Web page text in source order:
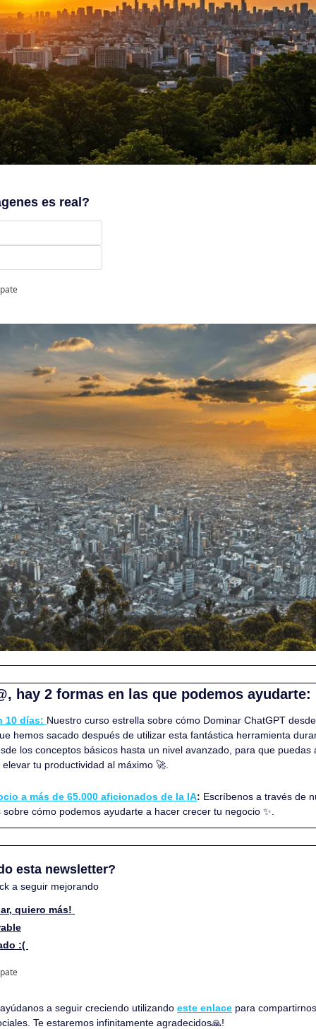
es real?
hay 2 formas en las que podemos ayudarte:
10 días: Nuestro curso estrella sobre cómo Dominar ChatGPT
hemos sacado después de utilizar esta fantástica herramienta
los conceptos básicos hasta un nivel avanzado, para que puedas
tu productividad al máximo 🚀
a más de 65.000 aficionados de la IA: Escríbenos a través de
cómo podemos ayudarte a hacer crecer tu negocio ✨
esta newsletter?
a seguir mejorando
quiero más!
:(
a seguir creciendo utilizando este enlace para
Te estaremos infinitamente agradecidos🙏!